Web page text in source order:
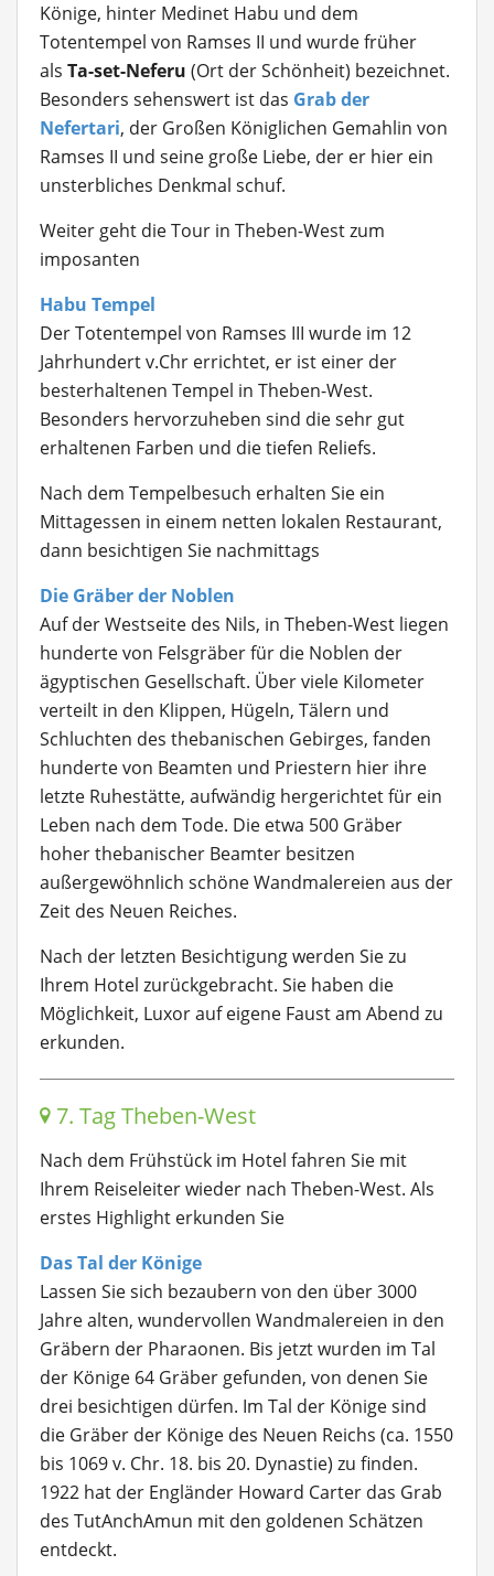
Könige, hinter Medinet Habu und dem
Totentempel von Ramses II und wurde früher
als Ta-set-Neferu (Ort der Schönheit) bezeichnet.
Besonders sehenswert ist das Grab der
Nefertari, der Großen Königlichen Gemahlin von
Ramses II und seine große Liebe, der er hier ein
unsterbliches Denkmal schuf.
Weiter geht die Tour in Theben-West zum
imposanten
Habu Tempel
Der Totentempel von Ramses III wurde im 12
Jahrhundert v.Chr errichtet, er ist einer der
besterhaltenen Tempel in Theben-West.
Besonders hervorzuheben sind die sehr gut
erhaltenen Farben und die tiefen Reliefs.
Nach dem Tempelbesuch erhalten Sie ein
Mittagessen in einem netten lokalen Restaurant,
dann besichtigen Sie nachmittags
Die Gräber der Noblen
Auf der Westseite des Nils, in Theben-West liegen
hunderte von Felsgräber für die Noblen der
ägyptischen Gesellschaft. Über viele Kilometer
verteilt in den Klippen, Hügeln, Tälern und
Schluchten des thebanischen Gebirges, fanden
hunderte von Beamten und Priestern hier ihre
letzte Ruhestätte, aufwändig hergerichtet für ein
Leben nach dem Tode. Die etwa 500 Gräber
hoher thebanischer Beamter besitzen
außergewöhnlich schöne Wandmalereien aus der
Zeit des Neuen Reiches.
Nach der letzten Besichtigung werden Sie zu
Ihrem Hotel zurückgebracht. Sie haben die
Möglichkeit, Luxor auf eigene Faust am Abend zu
erkunden.
7. Tag Theben-West
Nach dem Frühstück im Hotel fahren Sie mit
Ihrem Reiseleiter wieder nach Theben-West. Als
erstes Highlight erkunden Sie
Das Tal der Könige
Lassen Sie sich bezaubern von den über 3000
Jahre alten, wundervollen Wandmalereien in den
Gräbern der Pharaonen. Bis jetzt wurden im Tal
der Könige 64 Gräber gefunden, von denen Sie
drei besichtigen dürfen. Im Tal der Könige sind
die Gräber der Könige des Neuen Reichs (ca. 1550
bis 1069 v. Chr. 18. bis 20. Dynastie) zu finden.
1922 hat der Engländer Howard Carter das Grab
des TutAnchAmun mit den goldenen Schätzen
entdeckt.